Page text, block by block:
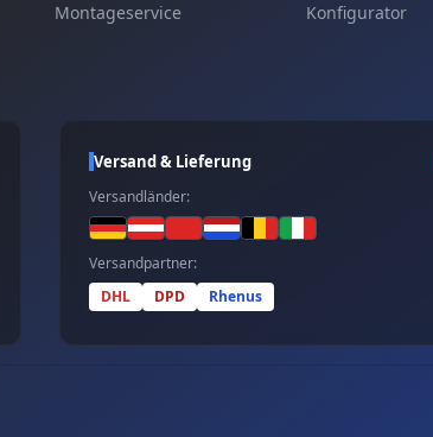
Montageservice
Konfigurator
Versand & Lieferung
Versandländer:
Versandpartner:
DHL
DPD Rhenus